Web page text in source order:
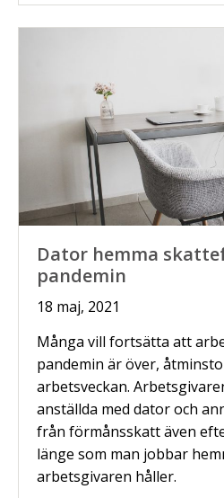
Dator hemma
pandemin
18 maj, 2021
Många vill fortsätta att
pandemin är över,
arbetsveckan.
anställda med dator och
från förmånsskatt även
länge som man jobbar
arbetsgivaren håller.